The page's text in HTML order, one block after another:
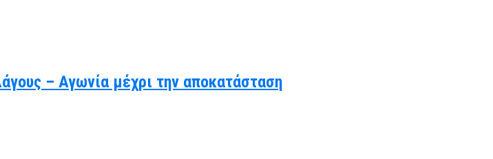
– Αγωνία μέχρι την αποκατάσταση